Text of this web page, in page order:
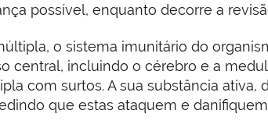
possível, enquanto decorre a
o sistema imunitário do
central, incluindo o cérebro e a
com surtos. A sua substância
que estas ataquem e